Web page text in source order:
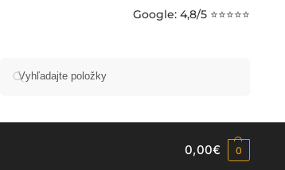
Google: 4,8/5 ⭐⭐⭐⭐⭐
0,00€ 0